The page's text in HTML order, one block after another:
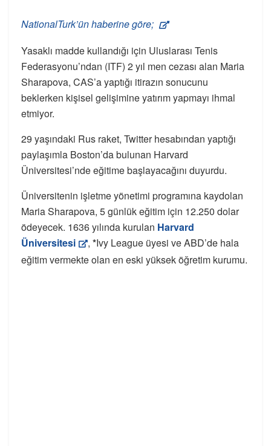
NationalTurk’ün haberine göre;
Yasaklı madde kullandığı için Uluslarası Tenis
Federasyonu’ndan (ITF) 2 yıl men cezası alan Maria
Sharapova, CAS’a yaptığı itirazın sonucunu
beklerken kişisel gelişimine yatırım yapmayı ihmal
etmiyor.
29 yaşındaki Rus raket, Twitter hesabından yaptığı
paylaşımla Boston’da bulunan Harvard
Üniversitesi’nde eğitime başlayacağını duyurdu.
Üniversitenin işletme yönetimi programına kaydolan
Maria Sharapova, 5 günlük eğitim için 12.250 dolar
ödeyecek. 1636 yılında kurulan Harvard
Üniversitesi
, *Ivy League üyesi ve ABD’de hala
eğitim vermekte olan en eski yüksek öğretim kurumu.